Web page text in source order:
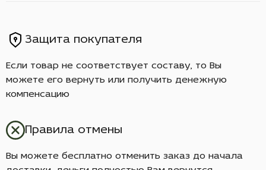
Защита покупателя
Если товар не соответствует составу, то Вы
можете его вернуть или получить денежную
компенсацию
Правила отмены
Вы можете бесплатно отменить заказ до начала